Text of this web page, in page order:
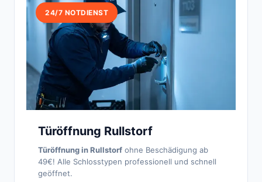
24/7 NOTDIENST
Türöffnung Rullstorf
Türöffnung in Rullstorf ohne Beschädigung ab
49€! Alle Schlosstypen professionell und schnell
geöffnet.